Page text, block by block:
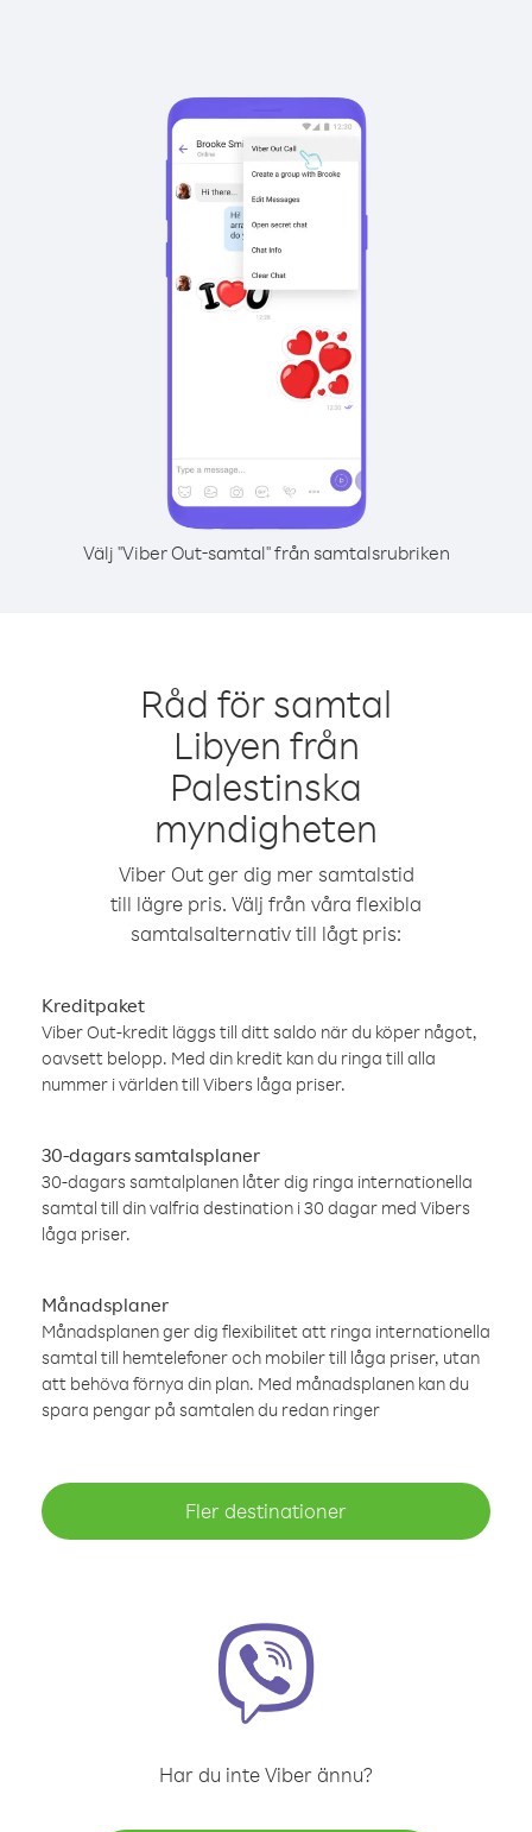
Välj "Viber Out-samtal" från samtalsrubriken
Råd för samtal
Libyen från
Palestinska
myndigheten
Viber Out ger dig mer samtalstid
till lägre pris. Välj från våra flexibla
samtalsalternativ till lågt pris:
Kreditpaket
Viber Out-kredit läggs till ditt saldo när du köper något,
oavsett belopp. Med din kredit kan du ringa till alla
nummer i världen till Vibers låga priser.
30-dagars samtalsplaner
30-dagars samtalplanen låter dig ringa internationella
samtal till din valfria destination i 30 dagar med Vibers
låga priser.
Månadsplaner
Månadsplanen ger dig flexibilitet att ringa internationella
samtal till hemtelefoner och mobiler till låga priser, utan
att behöva förnya din plan. Med månadsplanen kan du
spara pengar på samtalen du redan ringer
Fler destinationer
Har du inte Viber ännu?